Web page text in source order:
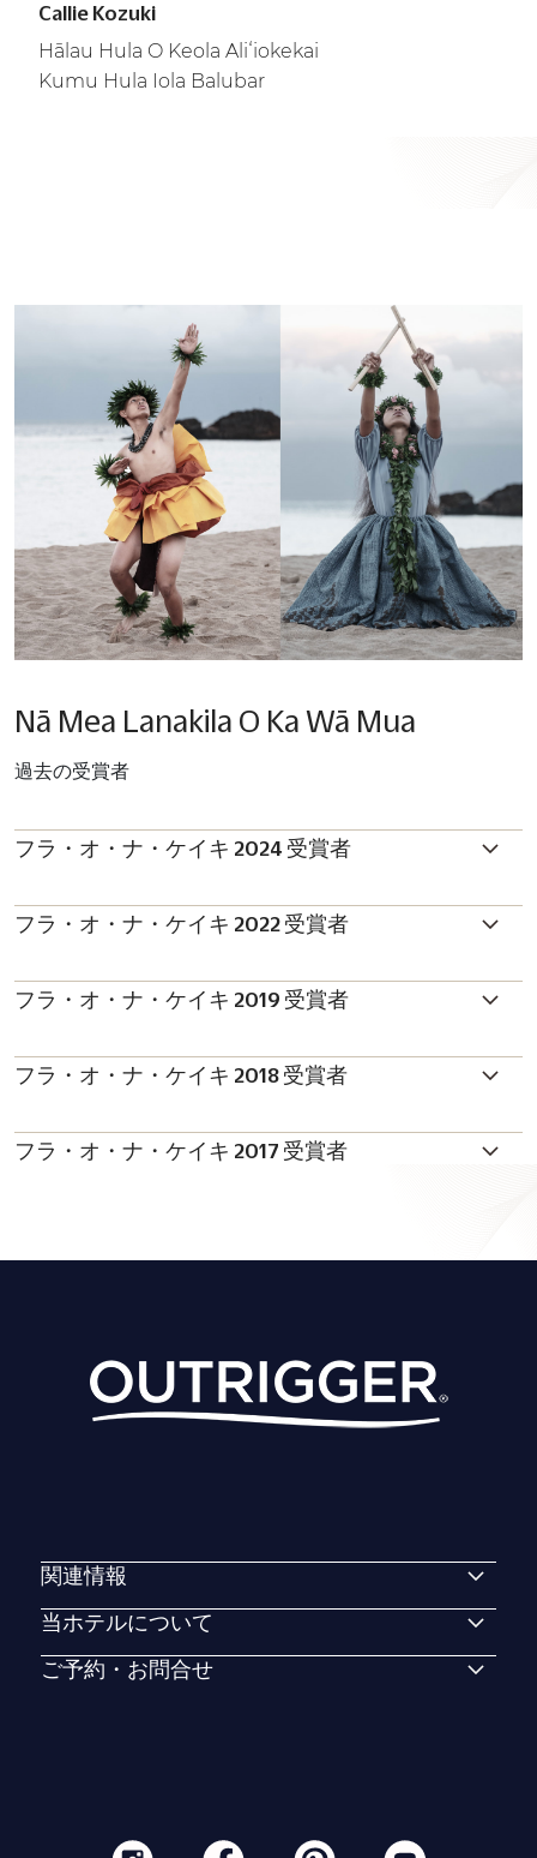
Callie Kozuki
Hālau Hula O Keola Aliʻiokekai
Kumu Hula Iola Balubar
Nā Mea Lanakila O Ka Wā Mua
過去の受賞者
フラ・オ・ナ・ケイキ 2024 受賞者
フラ・オ・ナ・ケイキ 2022 受賞者
フラ・オ・ナ・ケイキ 2019 受賞者
フラ・オ・ナ・ケイキ 2018 受賞者
フラ・オ・ナ・ケイキ 2017 受賞者
関連情報
当ホテルについて
ご予約・お問合せ